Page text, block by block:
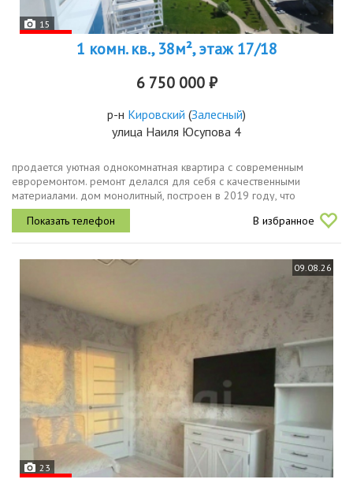
15
1 комн. кв., 38м², этаж 17/18
6 750 000 ₽
р-н Кировский (Залесный)
улица Наиля Юсупова 4
продается уютная однокомнатная квартира с современным
евроремонтом. ремонт делался для себя с качественными
материалами. дом монолитный, построен в 2019 году, что
обеспечивает хорошую тепло и звукоизоляцию. квартира
расположена на 17 этаже...
В избранное
09.08.26
23